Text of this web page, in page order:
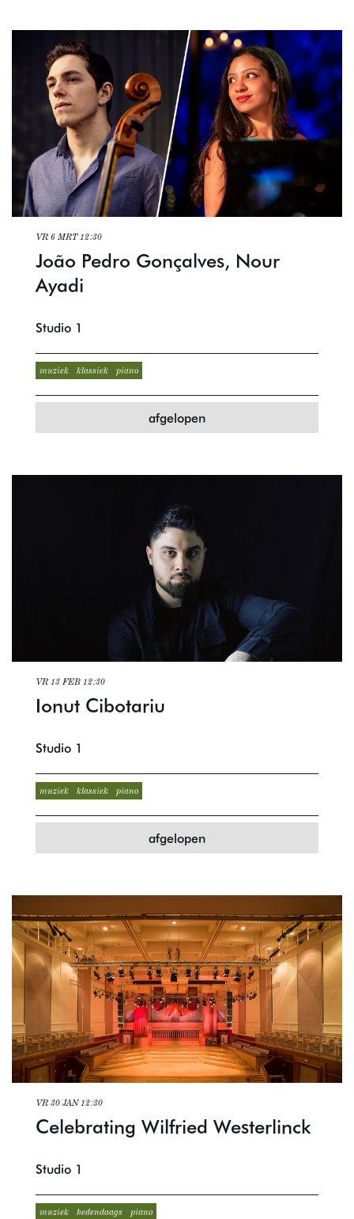
João Pedro Gonçalves, Nour
Ayadi
VR 6 MRT12:30
Studio 1
muziek klassiek piano
afgelopen
Ionut Cibotariu
VR 13 FEB 12:30
Studio 1
muziek klassiek piano
afgelopen
Celebrating Wilfried Westerlinck
VR 30 JAN 12:30
Studio 1
muziek hedendaags piano